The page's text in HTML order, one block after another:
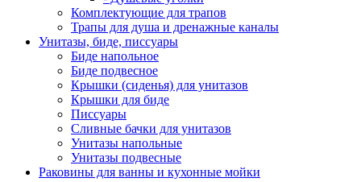
Комплектующие для трапов
Трапы для душа и дренажные каналы
Унитазы, биде, писсуары
Биде напольное
Биде подвесное
Крышки (сиденья) для унитазов
Крышки для биде
Писсуары
Сливные бачки для унитазов
Унитазы напольные
Унитазы подвесные
Раковины для ванны и кухонные мойки